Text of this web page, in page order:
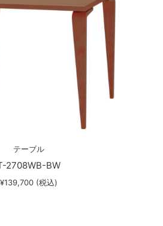
テーブル
2708WB-BW
¥139,700 (税込)